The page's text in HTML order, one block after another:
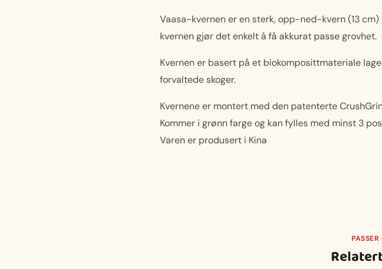
Vaasa-kvernen er en sterk, opp-ned-kvern (13
kvernen gjør det enkelt å få akkurat passe grovhet.
Kvernen er basert på et biokomposittmateriale
forvaltede skoger.
Kvernene er montert med den patenterte
Kommer i grønn farge og kan fylles med minst 3
Varen er produsert i Kina